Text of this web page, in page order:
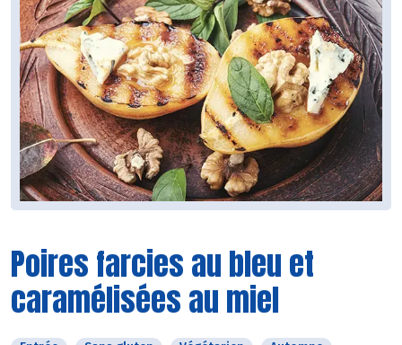
Poires farcies au bleu et
caramélisées au miel